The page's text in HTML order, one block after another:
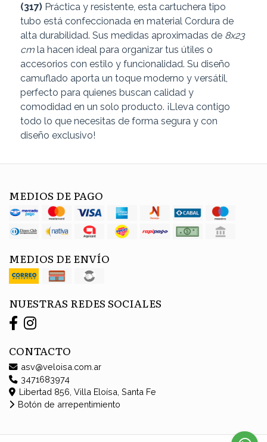
(317)Práctica y resistente, esta cartuchera tipo
tubo está confeccionada en material Cordura de
alta durabilidad. Sus medidas aproximadas de 8x23
cmla hacen ideal para organizar tus útiles o
accesorios con estilo y funcionalidad. Su diseño
camuflado aporta un toque moderno y versátil,
perfecto para quienes buscan calidad y
comodidad en un solo producto. ¡Lleva contigo
todo lo que necesitas de forma segura y con
diseño exclusivo!
MEDIOS DE PAGO
MEDIOS DE ENVÍO
NUESTRAS REDES SOCIALES
CONTACTO
asv@veloisa.com.ar
3471683974
Libertad 856, Villa Eloísa, Santa Fe
Botón de arrepentimiento